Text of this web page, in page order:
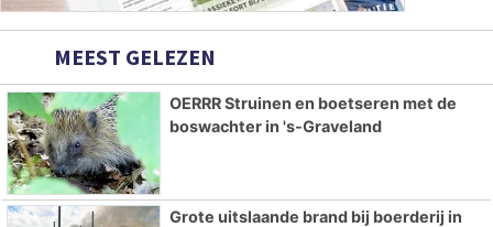
MEEST GELEZEN
OERRR Struinen en boetseren met de
boswachter in 's-Graveland
Grote uitslaande brand bij boerderij in